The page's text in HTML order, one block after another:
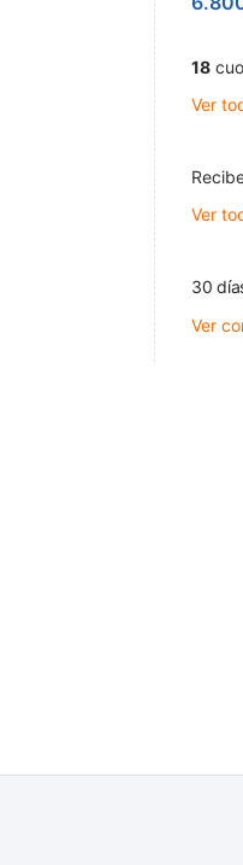
18
Ver
Ver
30
Ver